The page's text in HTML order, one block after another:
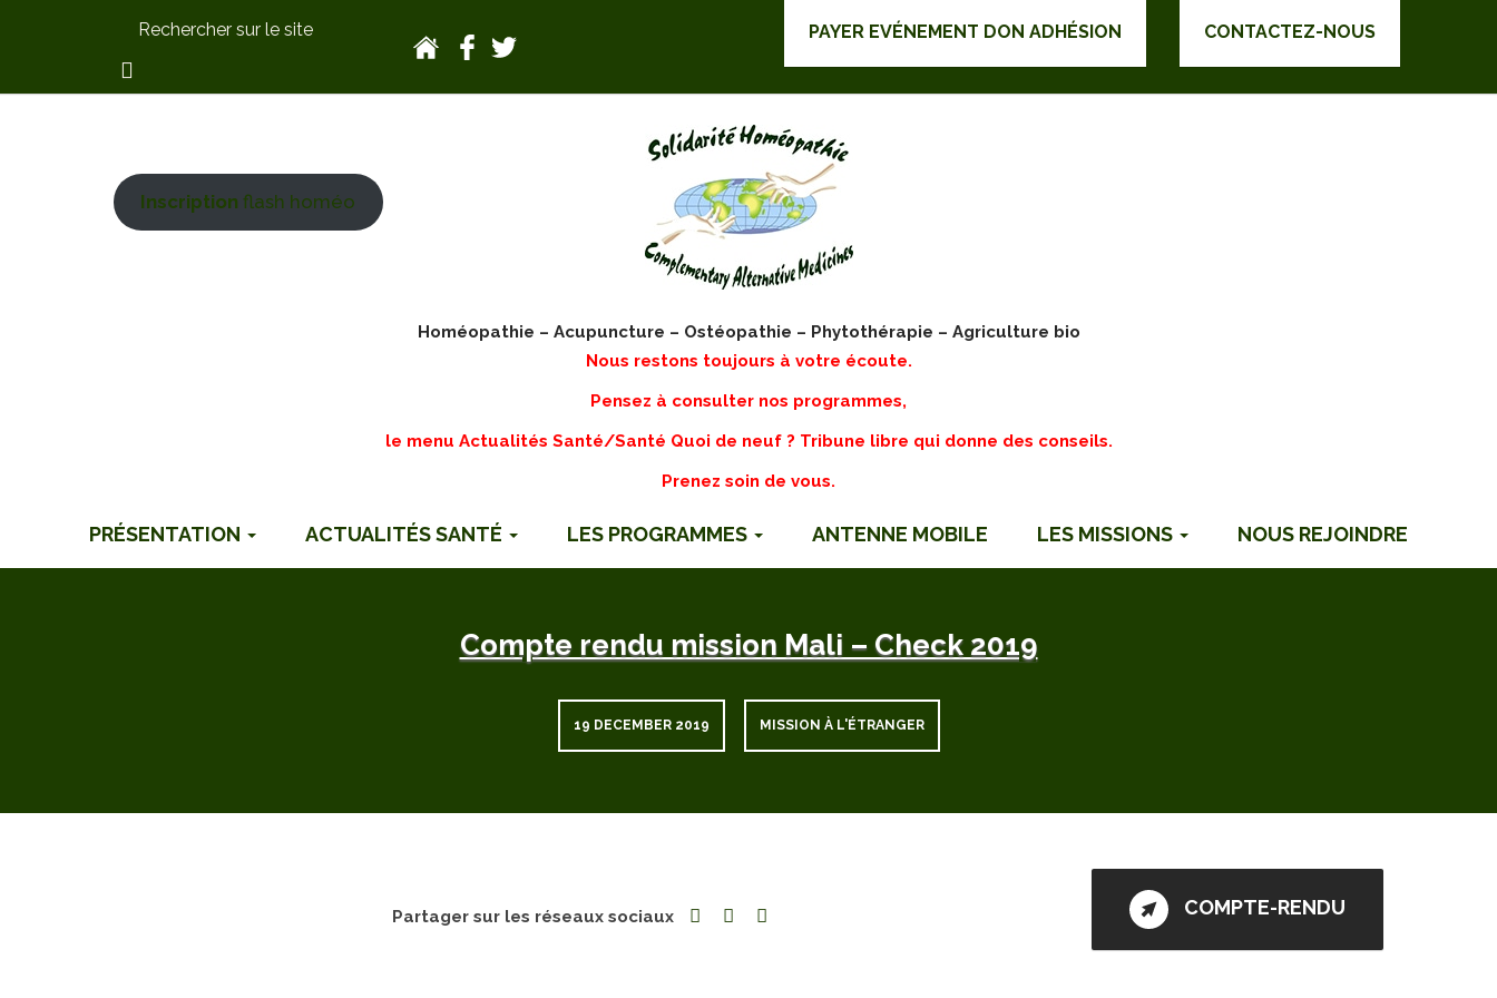
PAYER EVÉNEMENT DON ADHÉSION CONTACTEZ-NOUS
Inscription flash homéo
Homéopathie – Acupuncture – Ostéopathie – Phytothérapie – Agriculture bio
Nous restons toujours à votre écoute.
Pensez à consulter nos programmes,
le menu Actualités Santé/Santé Quoi de neuf ? Tribune libre qui donne des conseils.
Prenez soin de vous.
PRÉSENTATION ACTUALITÉS SANTÉ LES PROGRAMMES ANTENNE MOBILE LES MISSIONS NOUS REJOINDRE
Compte rendu mission Mali – Check 2019
19 DECEMBER 2019 MISSION À L'ÉTRANGER
Partager sur les réseaux sociaux COMPTE-RENDU